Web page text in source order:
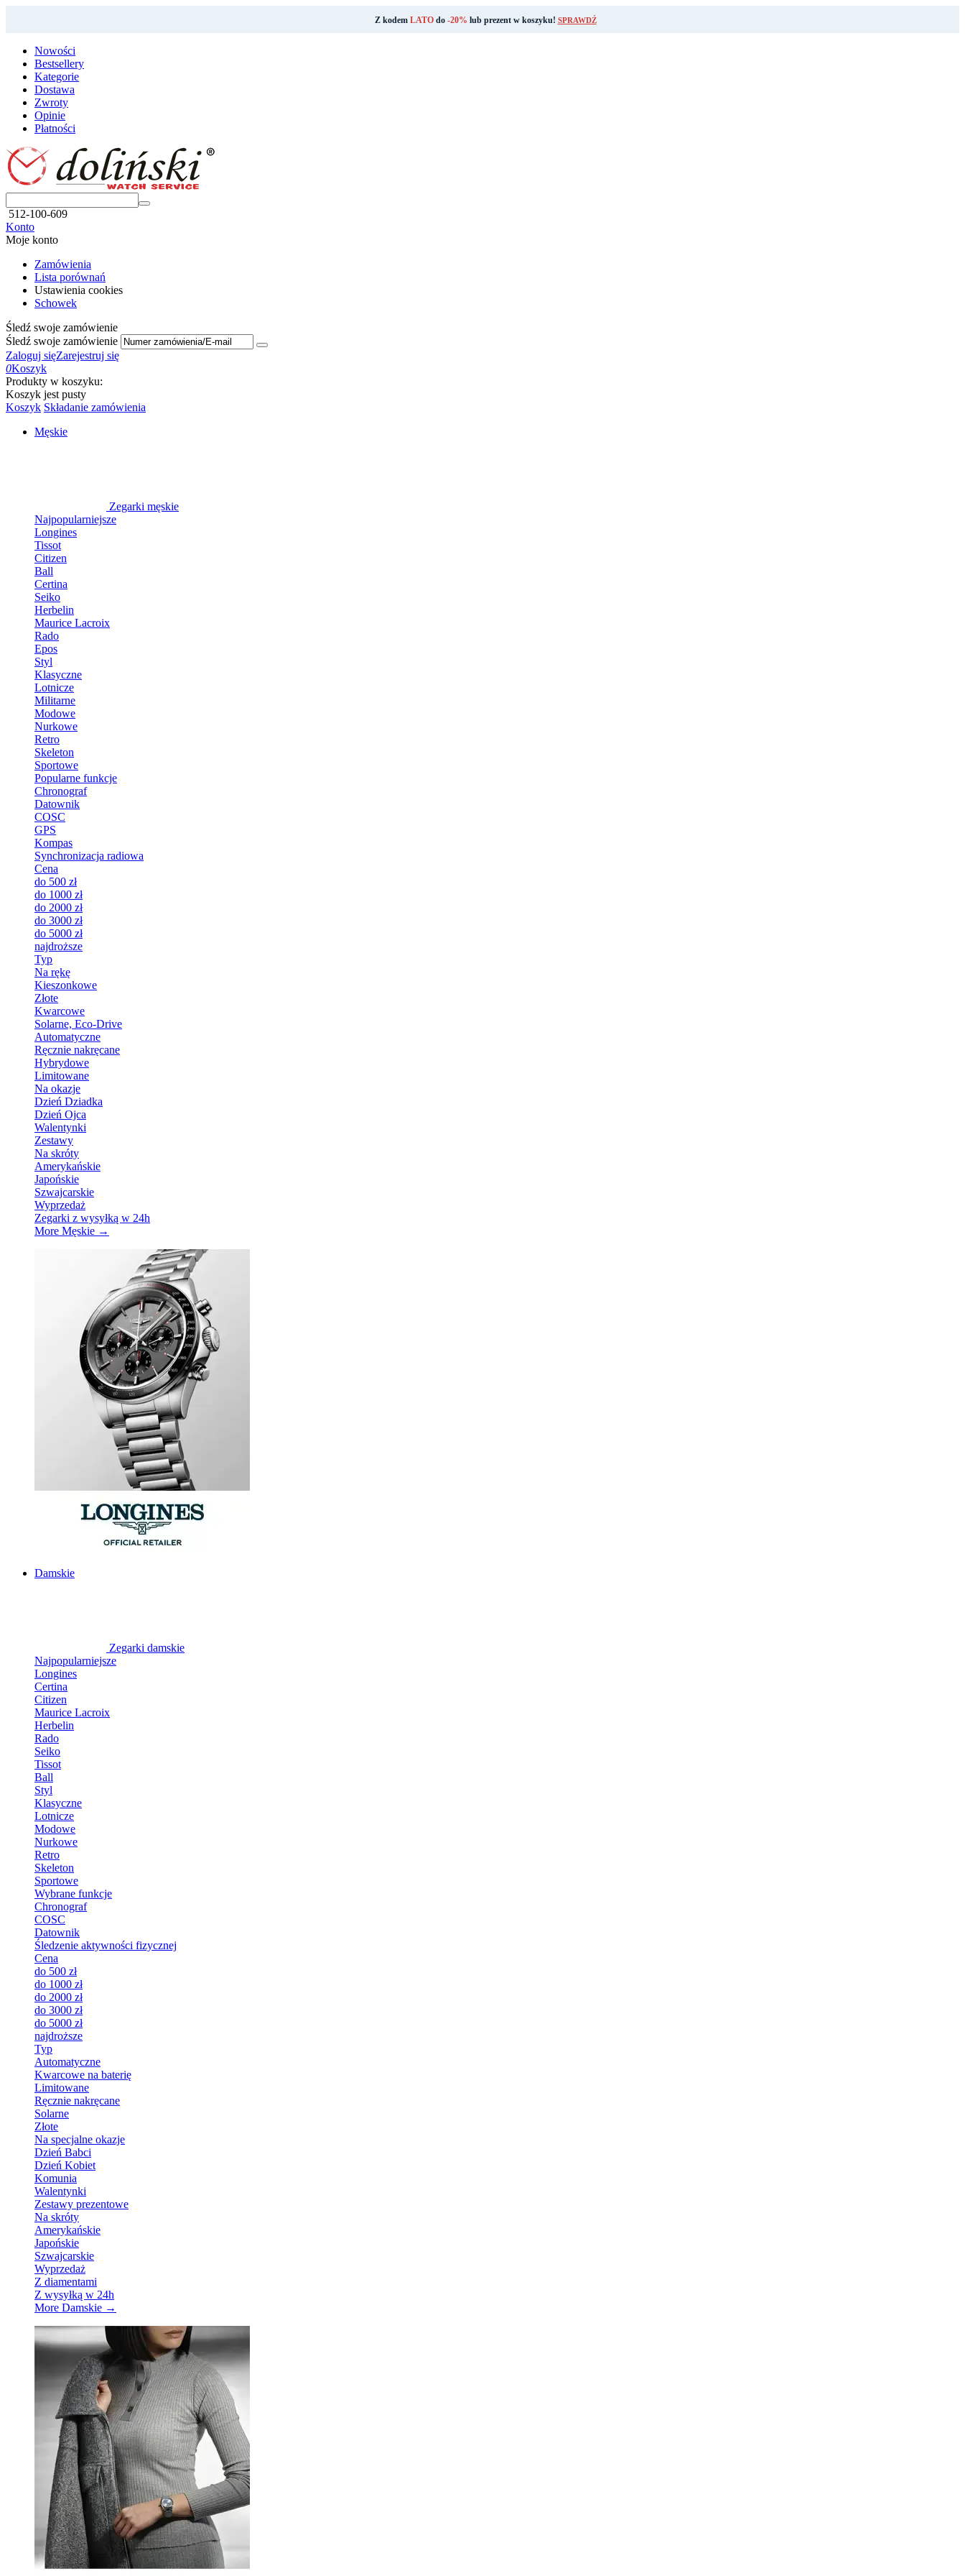
Z kodem LATOdo -20% lub prezent w koszyku! SPRAWDŹ
Nowości
Bestsellery
Kategorie
Dostawa
Zwroty
Opinie
Płatności
512-100-609
Konto
Moje konto
Zamówienia
Lista porównań
Ustawienia cookies
Schowek
Śledź swoje zamówienie
Śledź swoje zamówienie
Zaloguj sięZarejestruj się
0Koszyk
Produkty w koszyku:
Koszyk jest pusty
Koszyk Składanie zamówienia
Męskie
Zegarki męskie
Najpopularniejsze
Longines
Tissot
Citizen
Ball
Certina
Seiko
Herbelin
Maurice Lacroix
Rado
Epos
Styl
Klasyczne
Lotnicze
Militarne
Modowe
Nurkowe
Retro
Skeleton
Sportowe
Popularne funkcje
Chronograf
Datownik
COSC
GPS
Kompas
Synchronizacja radiowa
Cena
do 500 zł
do 1000 zł
do 2000 zł
do 3000 zł
do 5000 zł
najdroższe
Typ
Na rękę
Kieszonkowe
Złote
Kwarcowe
Solarne, Eco-Drive
Automatyczne
Ręcznie nakręcane
Hybrydowe
Limitowane
Na okazje
Dzień Dziadka
Dzień Ojca
Walentynki
Zestawy
Na skróty
Amerykańskie
Japońskie
Szwajcarskie
Wyprzedaż
Zegarki z wysyłką w 24h
More Męskie →
Damskie
Zegarki damskie
Najpopularniejsze
Longines
Certina
Citizen
Maurice Lacroix
Herbelin
Rado
Seiko
Tissot
Ball
Styl
Klasyczne
Lotnicze
Modowe
Nurkowe
Retro
Skeleton
Sportowe
Wybrane funkcje
Chronograf
COSC
Datownik
Śledzenie aktywności fizycznej
Cena
do 500 zł
do 1000 zł
do 2000 zł
do 3000 zł
do 5000 zł
najdroższe
Typ
Automatyczne
Kwarcowe na baterię
Limitowane
Ręcznie nakręcane
Solarne
Złote
Na specjalne okazje
Dzień Babci
Dzień Kobiet
Komunia
Walentynki
Zestawy prezentowe
Na skróty
Amerykańskie
Japońskie
Szwajcarskie
Wyprzedaż
Z diamentami
Z wysyłką w 24h
More Damskie →